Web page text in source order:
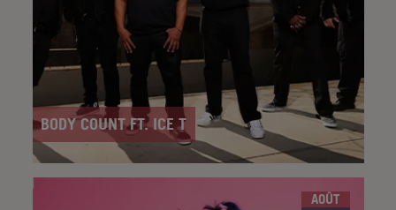
BODY COUNT FT. ICE T
AOÛT